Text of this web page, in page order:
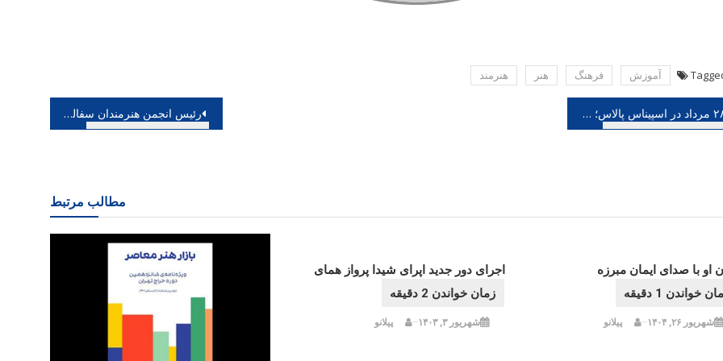
آموزش فرهنگ هنر هنرمند
رئیس انجمن هنرمندان سفالگر ایران اعلام کرد آثار سرامیک یک زوج پیشکسوت در خانه هنرمندان ۲۸ مرداد در اسپیناس پالاس؛ مهران مدیری باردیگر کنسرت برگزار می نماید، همکاری با سامان احتشامی
مطالب مرتبط
اجرای دور جدید اپرای شیدا پرواز همای
شهریور ۳, ۱۴۰۳ پیلانو
او با صدای ایمان مبرزه
شهریور ۲۶, ۱۴۰۴ پیلانو